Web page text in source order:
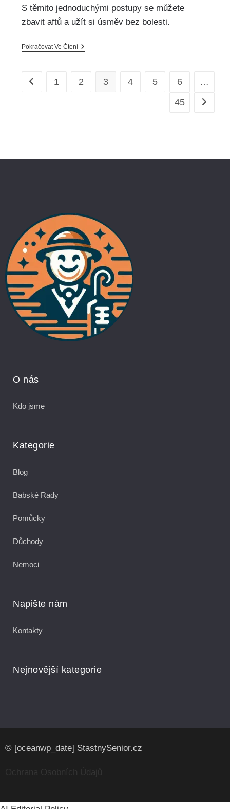
S těmito jednoduchými postupy se můžete
zbavit aftů a užít si úsměv bez bolesti.
Pokračovat Ve Čtení
1 2 3 4 5 6
…
45
O nás
Kdo jsme
Kategorie
Blog
Babské Rady
Pomůcky
Důchody
Nemoci
Napište nám
Kontakty
Nejnovější kategorie
© [oceanwp_date] StastnySenior.cz